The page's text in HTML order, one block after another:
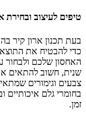
טיפים לעיצוב ובחירת
בעת תכנון ארון קיר
כדי להבטיח את
האחסון שלכם ולבחור
שנית, חשוב להתאים
צבעים וגימורים
בחומרי גלם איכותיים
זמן.